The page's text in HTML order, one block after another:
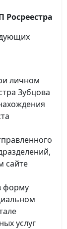
личном
Зубцова
сайте
форму
услуг